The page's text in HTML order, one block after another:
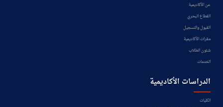
عن الأكاديمية
القطاع البحري
القبول والتسجيل
مقرات الأكاديمية
شئون الطلاب
الخدمات
الدراسات الأكاديمية
الكليات